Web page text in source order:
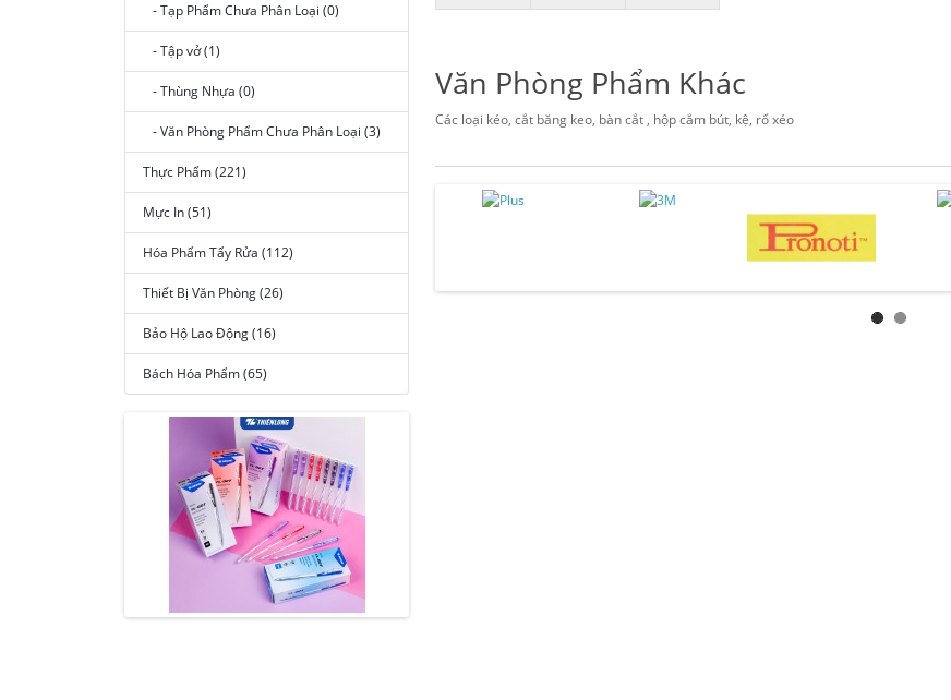
- Tạp Phẩm Chưa Phân Loại (0)
- Tập vở (1)
- Thùng Nhựa (0)
- Văn Phòng Phẩm Chưa Phân Loại (3)
Thực Phẩm (221)
Mực In (51)
Hóa Phẩm Tẩy Rửa (112)
Thiết Bị Văn Phòng (26)
Bảo Hộ Lao Động (16)
Bách Hóa Phẩm (65)
Văn Phòng Phẩm Khác
Các loại kéo, cắt băng keo, bàn cắt , hộp cắm bút, kệ, rổ xéo